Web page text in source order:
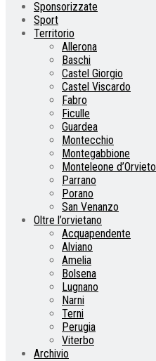
Sponsorizzate
Sport
Territorio
Allerona
Baschi
Castel Giorgio
Castel Viscardo
Fabro
Ficulle
Guardea
Montecchio
Montegabbione
Monteleone d’Orvieto
Parrano
Porano
San Venanzo
Oltre l’orvietano
Acquapendente
Alviano
Amelia
Bolsena
Lugnano
Narni
Terni
Perugia
Viterbo
Archivio